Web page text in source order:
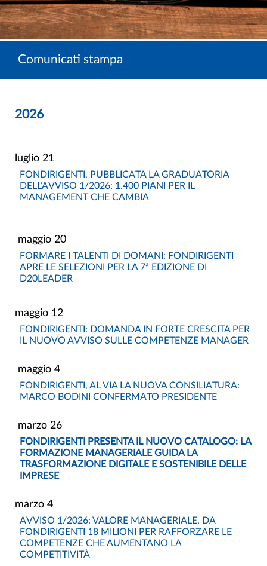
Comunicati stampa
2026
21 luglio
FONDIRIGENTI, PUBBLICATA LA GRADUATORIA
DELL’AVVISO 1/2026: 1.400 PIANI PER IL
MANAGEMENT CHE CAMBIA
20 maggio
FORMARE I TALENTI DI DOMANI: FONDIRIGENTI
APRE LE SELEZIONI PER LA 7ª EDIZIONE DI
D20LEADER
12 maggio
FONDIRIGENTI: DOMANDA IN FORTE CRESCITA PER
IL NUOVO AVVISO SULLE COMPETENZE MANAGER
4 maggio
FONDIRIGENTI, AL VIA LA NUOVA CONSILIATURA:
MARCO BODINI CONFERMATO PRESIDENTE
26 marzo
FONDIRIGENTI PRESENTA IL NUOVO CATALOGO: LA
FORMAZIONE MANAGERIALE GUIDA LA
TRASFORMAZIONE DIGITALE E SOSTENIBILE DELLE
IMPRESE
4 marzo
AVVISO 1/2026: VALORE MANAGERIALE, DA
FONDIRIGENTI 18 MILIONI PER RAFFORZARE LE
COMPETENZE CHE AUMENTANO LA
COMPETITIVITÀ